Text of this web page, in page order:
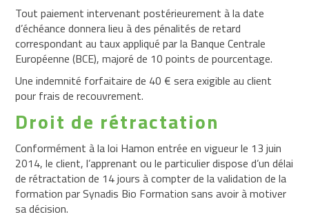
Tout paiement intervenant postérieurement à la date
d’échéance donnera lieu à des pénalités de retard
correspondant au taux appliqué par la Banque Centrale
Européenne (BCE), majoré de 10 points de pourcentage.
Une indemnité forfaitaire de 40 € sera exigible au client
pour frais de recouvrement.
Droit de rétractation
Conformément à la loi Hamon entrée en vigueur le 13 juin
2014, le client, l’apprenant ou le particulier dispose d’un délai
de rétractation de 14 jours à compter de la validation de la
formation par Synadis Bio Formation sans avoir à motiver
sa décision.